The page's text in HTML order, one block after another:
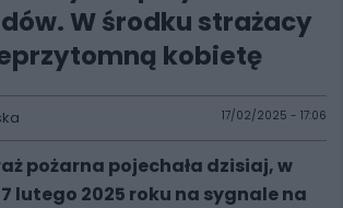
W środku strażacy
kobietę
17/02/2025 - 17:06
pożarna pojechała dzisiaj, w
lutego 2025 roku na sygnale na